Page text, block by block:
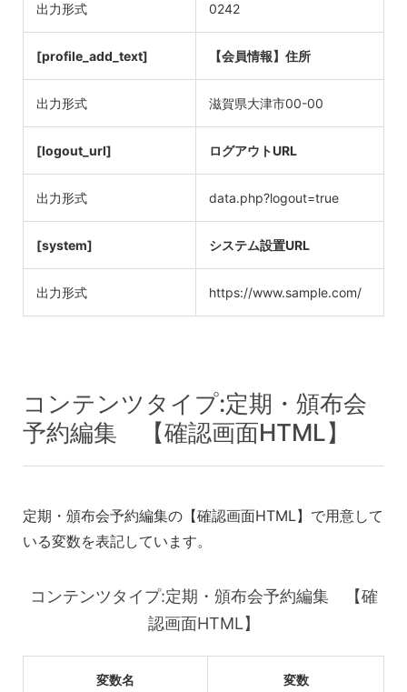
出力形式 0242
[profile_add_text] 【会員情報】住所
出力形式 滋賀県大津市00-00
[logout_url] ログアウトURL
出力形式 data.php?logout=true
[system] システム設置URL
出力形式 https://www.sample.com/
コンテンツタイプ:定期・頒布会
予約編集 【確認画面HTML】
定期・頒布会予約編集の【確認画面HTML】で用意して
いる変数を表記しています。
コンテンツタイプ:定期・頒布会予約編集 【確
認画面HTML】
変数名 変数